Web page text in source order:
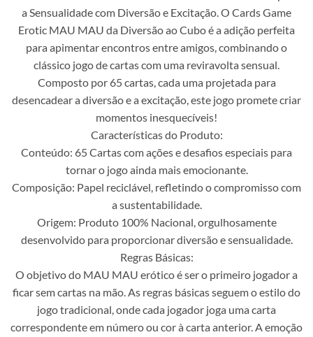
a Sensualidade com Diversão e Excitação. O Cards Game
Erotic MAU MAU da Diversão ao Cubo é a adição perfeita
para apimentar encontros entre amigos, combinando o
clássico jogo de cartas com uma reviravolta sensual.
Composto por 65 cartas, cada uma projetada para
desencadear a diversão e a excitação, este jogo promete criar
momentos inesquecíveis!
Características do Produto:
Conteúdo: 65 Cartas com ações e desafios especiais para
tornar o jogo ainda mais emocionante.
Composição: Papel reciclável, refletindo o compromisso com
a sustentabilidade.
Origem: Produto 100% Nacional, orgulhosamente
desenvolvido para proporcionar diversão e sensualidade.
Regras Básicas:
O objetivo do MAU MAU erótico é ser o primeiro jogador a
ficar sem cartas na mão. As regras básicas seguem o estilo do
jogo tradicional, onde cada jogador joga uma carta
correspondente em número ou cor à carta anterior. A emoção